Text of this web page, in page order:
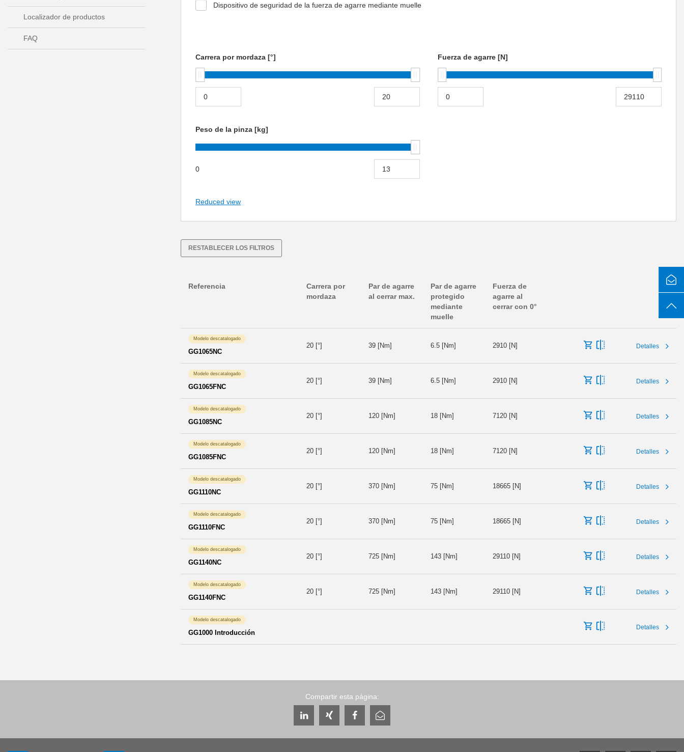
Localizador de productos
FAQ
Dispositivo de seguridad de la fuerza de agarre mediante muelle
Carrera por mordaza [°] Fuerza de agarre [N]
Peso de la pinza [kg]
0
Reduced view
RESTABLECER LOS FILTROS
Referencia
Carrera por
mordaza
Par de agarre
al cerrar max.
Par de agarre
protegido
mediante
muelle
Fuerza de
agarre al
cerrar con 0°
Modelo descatalogado
GG1065NC
20 [°] 39 [Nm] 6.5 [Nm] 2910 [N] Detalles
Modelo descatalogado
GG1065FNC
20 [°] 39 [Nm] 6.5 [Nm] 2910 [N] Detalles
Modelo descatalogado
GG1085NC
20 [°] 120 [Nm] 18 [Nm] 7120 [N] Detalles
Modelo descatalogado
GG1085FNC
20 [°] 120 [Nm] 18 [Nm] 7120 [N] Detalles
Modelo descatalogado
GG1110NC
20 [°] 370 [Nm] 75 [Nm] 18665 [N] Detalles
Modelo descatalogado
GG1110FNC
20 [°] 370 [Nm] 75 [Nm] 18665 [N] Detalles
Modelo descatalogado
GG1140NC
20 [°] 725 [Nm] 143 [Nm] 29110 [N] Detalles
Modelo descatalogado
GG1140FNC
20 [°] 725 [Nm] 143 [Nm] 29110 [N] Detalles
Modelo descatalogado
GG1000 Introducción
Detalles
Compartir esta página: